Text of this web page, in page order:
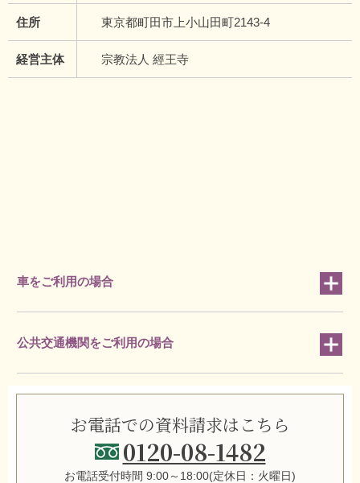
住所 東京都町田市上小山田町2143-4
経営主体 宗教法人 經王寺
車をご利用の場合
公共交通機関をご利用の場合
お電話での資料請求はこちら
0120-08-1482
お電話受付時間 9:00～18:00(定休日：火曜日)